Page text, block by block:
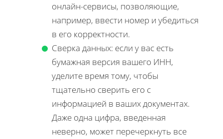
онлайн-сервисы, позволяющие,
например, ввести номер и убедиться
в его корректности.
Сверка данных: если у вас есть
бумажная версия вашего ИНН,
уделите время тому, чтобы
тщательно сверить его с
информацией в ваших документах.
Даже одна цифра, введенная
неверно, может перечеркнуть все